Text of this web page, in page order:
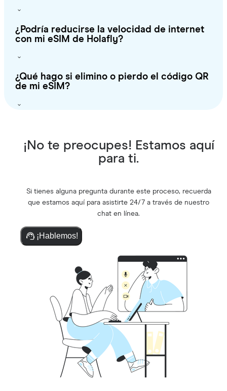
¿Podría reducirse la velocidad de internet
con mi eSIM de Holafly?
¿Qué hago si elimino o pierdo el código QR
de mi eSIM?
¡No te preocupes! Estamos aquí
para ti.
Si tienes alguna pregunta durante este proceso, recuerda
que estamos aquí para asistirte 24/7 a través de nuestro
chat en línea.
¡Hablemos!